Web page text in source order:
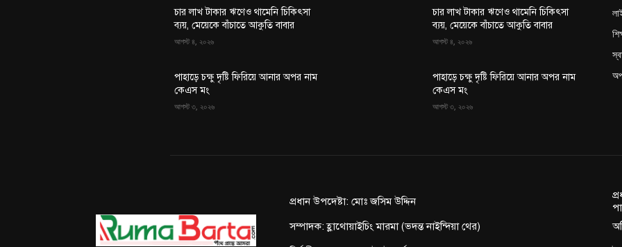
চার লাখ টাকার ঋণেও থামেনি চিকিৎসা
ব্যয়, মেয়েকে বাঁচাতে আকুতি বাবার
আগস্ট ৪, ২০২৬
পাহাড়ে চক্ষু দৃষ্টি ফিরিয়ে আনার অপর নাম
কেএস মং
আগস্ট ৩, ২০২৬
চার লাখ টাকার ঋণেও থামেনি চিকিৎসা
ব্যয়, মেয়েকে বাঁচাতে আকুতি বাবার
আগস্ট ৪, ২০২৬
পাহাড়ে চক্ষু দৃষ্টি ফিরিয়ে আনার অপর নাম
কেএস মং
আগস্ট ৩, ২০২৬
প্রধান উপদেষ্টা: মোঃ জসিম উদ্দিন
সম্পাদক: হ্লাথোয়াইচিং মারমা (ভদন্ত নাইন্দিয়া থের)